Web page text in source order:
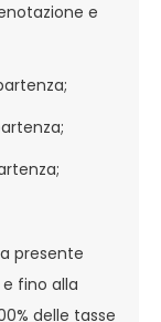
e
presente
fino alla
delle tasse